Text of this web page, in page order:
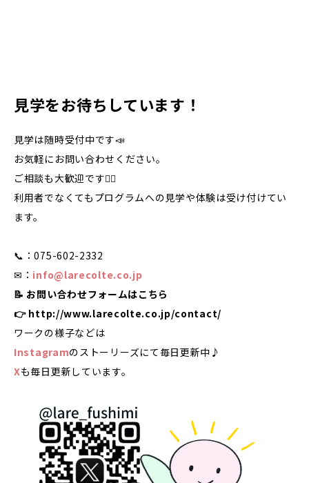
見学をお待ちしています！
見学は随時受付中です📣
お気軽にお問い合わせください。
ご相談も大歓迎です🙋‍♀️
利用者でなくてもプログラムへの見学や体験は受け付けてい
ます。
📞：075-602-2332
✉： info@larecolte.co.jp
📝 お問い合わせフォームはこちら
👉 http://www.larecolte.co.jp/contact/
ワークの様子などは
Instagramのストーリーズにて毎日更新中♪
Xも毎日更新しています。